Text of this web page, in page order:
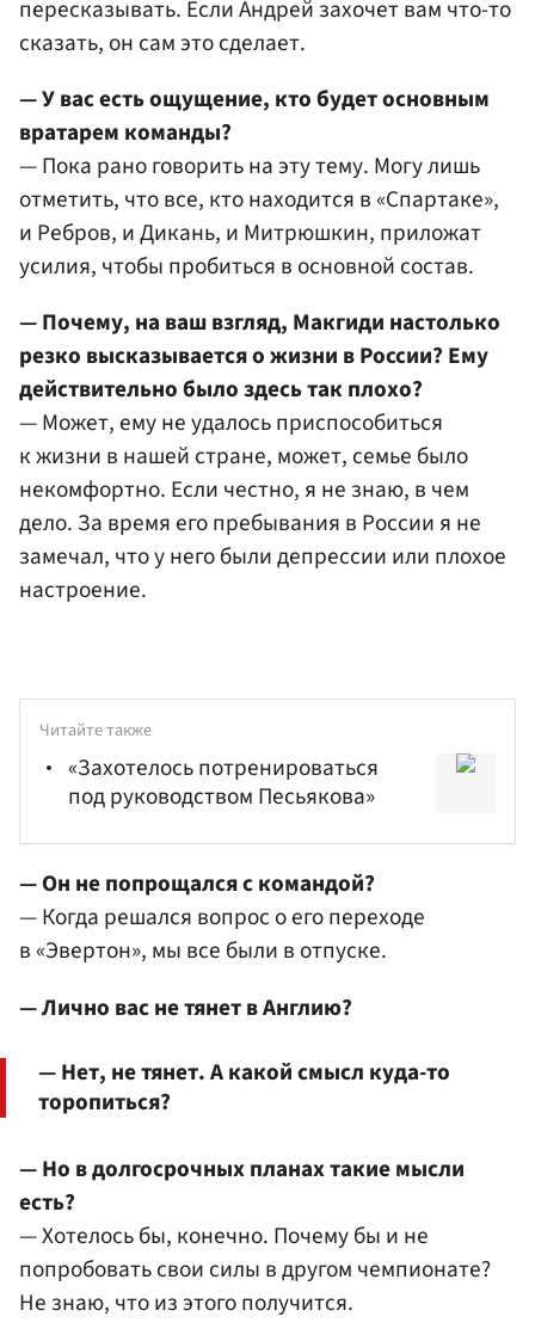
пересказывать. Если Андрей захочет вам что-то
сказать, он сам это сделает.
— У вас есть ощущение, кто будет основным
вратарем команды?
— Пока рано говорить на эту тему. Могу лишь
отметить, что все, кто находится в «Спартаке»,
и Ребров, и Дикань, и Митрюшкин, приложат
усилия, чтобы пробиться в основной состав.
— Почему, на ваш взгляд, Макгиди настолько
резко высказывается о жизни в России? Ему
действительно было здесь так плохо?
— Может, ему не удалось приспособиться
к жизни в нашей стране, может, семье было
некомфортно. Если честно, я не знаю, в чем
дело. За время его пребывания в России я не
замечал, что у него были депрессии или плохое
настроение.
Читайте также
«Захотелось потренироваться
под руководством Песьякова»
— Он не попрощался с командой?
— Когда решался вопрос о его переходе
в «Эвертон», мы все были в отпуске.
— Лично вас не тянет в Англию?
— Нет, не тянет. А какой смысл куда-то
торопиться?
— Но в долгосрочных планах такие мысли
есть?
— Хотелось бы, конечно. Почему бы и не
попробовать свои силы в другом чемпионате?
Не знаю, что из этого получится.